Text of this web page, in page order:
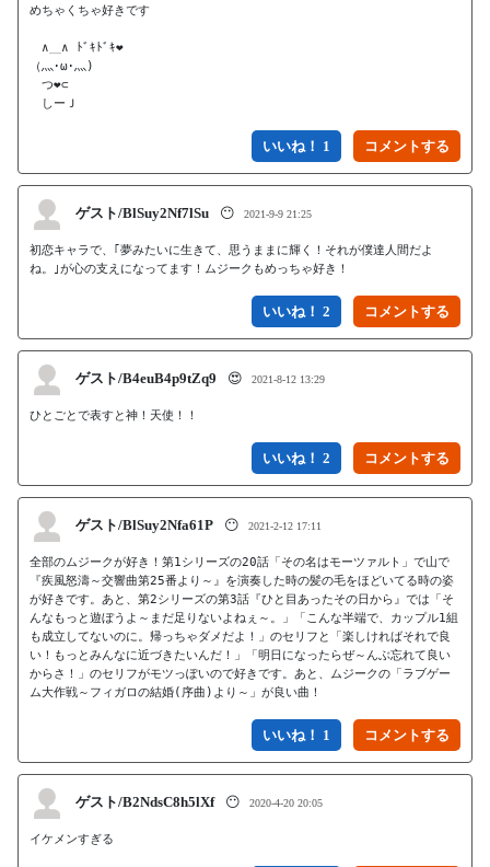
めちゃくちゃ好きです
∧＿∧ ﾄﾞｷﾄﾞｷ❤
（灬･ω･灬)
つ❤⊂
いいね！ 1
ゲスト/BlSuy2Nf7lSu 😶 2021-9-9 21:25
初恋キャラで、｢夢みたいに生きて、思うままに輝く！それが僕達人間だよ
ね。｣が心の支えになってます！ムジークもめっちゃ好き！
いいね！ 2
ゲスト/B4euB4p9tZq9 😍 2021-8-12 13:29
ひとごとで表すと神！天使！！
いいね！ 2
ゲスト/BlSuy2Nfa61P 😶 2021-2-12 17:11
全部のムジークが好き！第1シリーズの20話「その名はモーツァルト」で山で
『疾風怒濤～交響曲第25番より～』を演奏した時の髪の毛をほどいてる時の姿
が好きです。あと、第2シリーズの第3話『ひと目あったその日から』では「そ
んなもっと遊ぼうよ～まだ足りないよねぇ～。」「こんな半端で、カップル1組
も成立してないのに。帰っちゃダメだよ！」のセリフと「楽しければそれで良
い！もっとみんなに近づきたいんだ！」「明日になったらぜ～んぶ忘れて良い
からさ！」のセリフがモツっぽいので好きです。あと、ムジークの「ラブゲー
いいね！ 1
ゲスト/B2NdsC8h5lXf 😶 2020-4-20 20:05
イケメンすぎる